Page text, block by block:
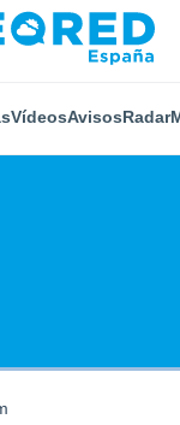
VídeosAvisosRadar